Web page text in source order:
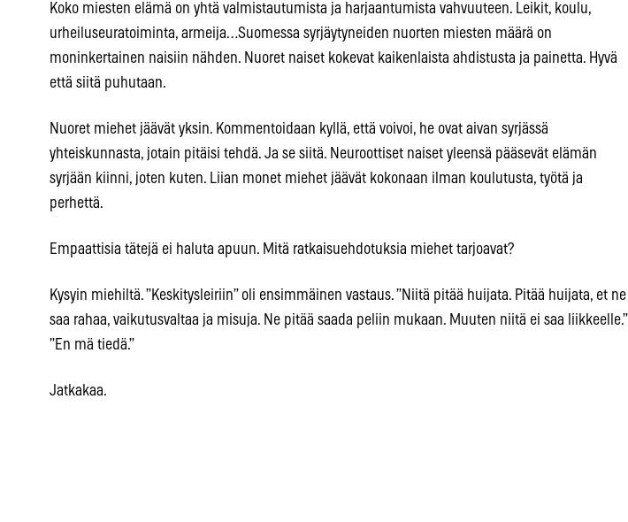
Koko miesten elämä on yhtä valmistautumista ja harjaantumista vahvuuteen. Leikit, koulu,
urheiluseuratoiminta, armeija…Suomessa syrjäytyneiden nuorten miesten määrä on
moninkertainen naisiin nähden. Nuoret naiset kokevat kaikenlaista ahdistusta ja painetta. Hyvä
että siitä puhutaan.
Nuoret miehet jäävät yksin. Kommentoidaan kyllä, että voivoi, he ovat aivan syrjässä
yhteiskunnasta, jotain pitäisi tehdä. Ja se siitä. Neuroottiset naiset yleensä pääsevät elämän
syrjään kiinni, joten kuten. Liian monet miehet jäävät kokonaan ilman koulutusta, työtä ja
perhettä.
Empaattisia tätejä ei haluta apuun. Mitä ratkaisuehdotuksia miehet tarjoavat?
Kysyin miehiltä. ”Keskitysleiriin” oli ensimmäinen vastaus. ”Niitä pitää huijata. Pitää huijata, et ne
saa rahaa, vaikutusvaltaa ja misuja. Ne pitää saada peliin mukaan. Muuten niitä ei saa liikkeelle.”
”En mä tiedä.”
Jatkakaa.